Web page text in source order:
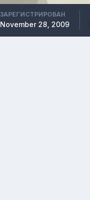
ЗАРЕГИСТРИРОВАН
November 28, 2009